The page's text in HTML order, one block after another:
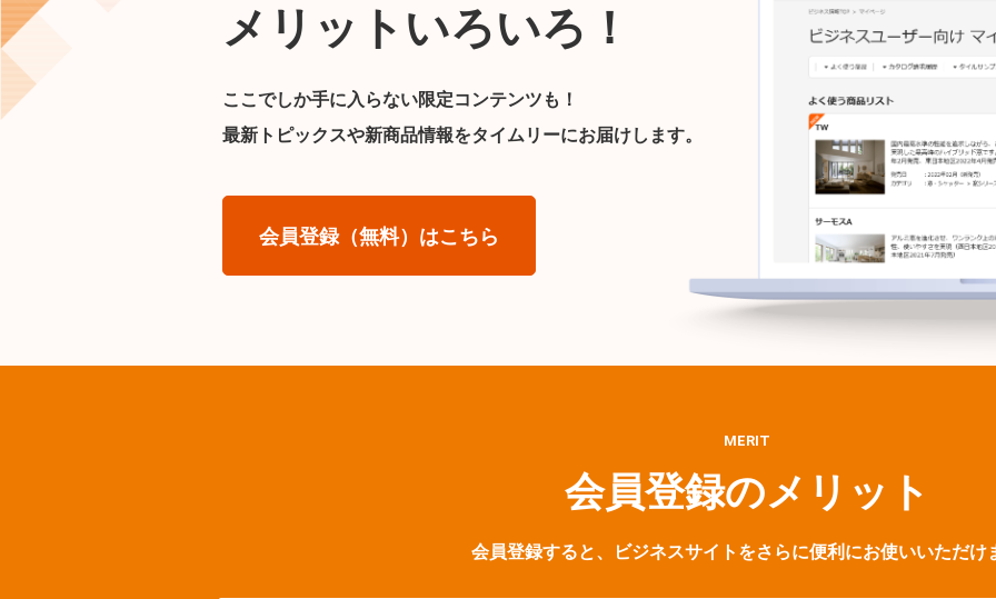
メリットいろいろ！
ここでしか手に入らない限定コンテンツも！
最新トピックスや新商品情報をタイムリーにお届けします。
会員登録（無料）はこちら
MERIT
会員登録のメリット
会員登録すると、ビジネスサイトをさらに便利にお使いいただけ